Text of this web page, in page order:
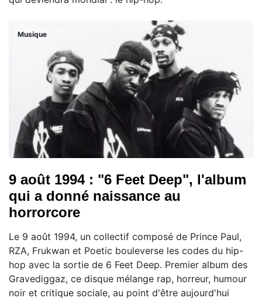
Musique
9 août 1994 : "6 Feet Deep", l'album
qui a donné naissance au
horrorcore
Le 9 août 1994, un collectif composé de Prince Paul,
RZA, Frukwan et Poetic bouleverse les codes du hip-
hop avec la sortie de 6 Feet Deep. Premier album des
Gravediggaz, ce disque mélange rap, horreur, humour
noir et critique sociale, au point d'être aujourd'hui